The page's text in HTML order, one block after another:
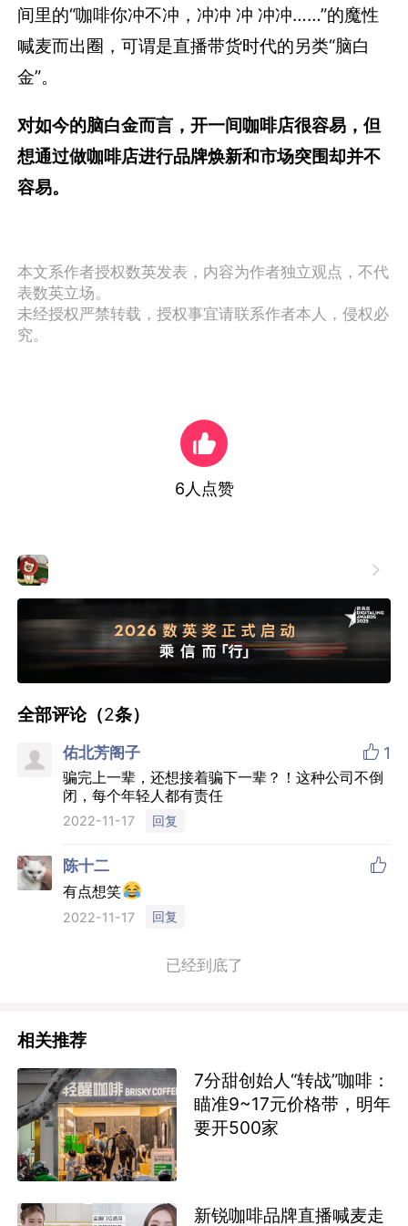
间里的“咖啡你冲不冲，冲冲 冲 冲冲……”的魔性
喊麦而出圈，可谓是直播带货时代的另类“脑白
金”。
对如今的脑白金而言，开一间咖啡店很容易，但
想通过做咖啡店进行品牌焕新和市场突围却并不
容易。
本文系作者授权数英发表，内容为作者独立观点，不代
表数英立场。
未经授权严禁转载，授权事宜请联系作者本人，侵权必
究。
6人点赞

全部评论（2条）
佑北芳阁子  1
骗完上一辈，还想接着骗下一辈？！这种公司不倒
闭，每个年轻人都有责任
2022-11-17 回复
陈十二 
有点想笑
2022-11-17 回复
已经到底了
相关推荐
7分甜创始人“转战”咖啡：
瞄准9~17元价格带，明年
要开500家
新锐咖啡品牌直播喊麦走